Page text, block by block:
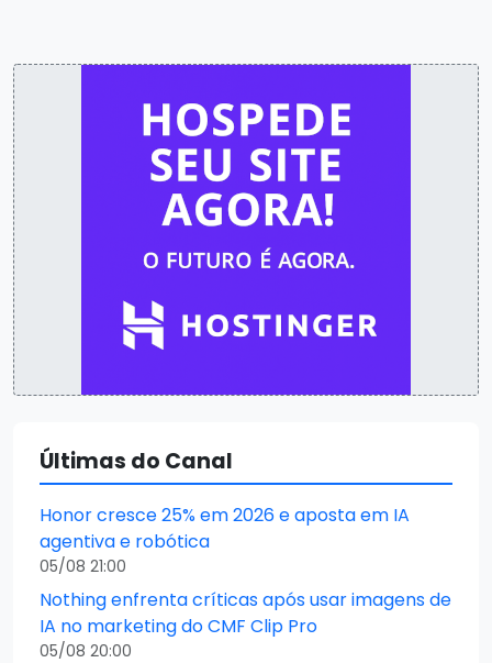
Últimas do Canal
Honor cresce 25% em 2026 e aposta em IA
agentiva e robótica
05/08 21:00
Nothing enfrenta críticas após usar imagens de
IA no marketing do CMF Clip Pro
05/08 20:00